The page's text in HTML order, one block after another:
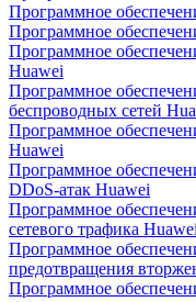
Программное
Программное
Программное
Huawei
Программное
беспроводных сетей
Программное
Huawei
Программное
DDoS-атак Huawei
Программное
сетевого трафика Huawei
Программное
предотвращения
Программное